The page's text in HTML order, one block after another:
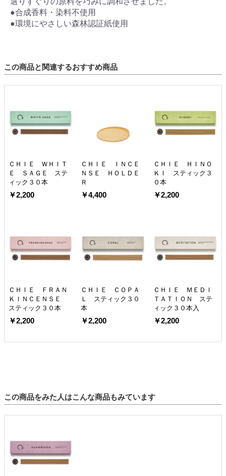
●合成香料・染料不使用
●環境にやさしい森林認証紙使用
この商品と関連するおすすめ商品
ＣＨＩＥ ＷＨＩＴ
Ｅ ＳＡＧＥ ステ
ィック３０本
￥2,200
ＣＨＩＥ ＩＮＣＥ
ＮＳＥ ＨＯＬＤＥ
Ｒ
￥4,400
ＣＨＩＥ ＨＩＮＯ
ＫＩ スティック３
０本
￥2,200
ＣＨＩＥ ＦＲＡＮ
ＫＩＮＣＥＮＳＥ
スティック３０本
￥2,200
ＣＨＩＥ ＣＯＰＡ
Ｌ スティック３０
本
￥2,200
ＣＨＩＥ ＭＥＤＩ
ＴＡＴＩＯＮ ステ
ィック３０本入
￥2,200
この商品をみた人はこんな商品もみています